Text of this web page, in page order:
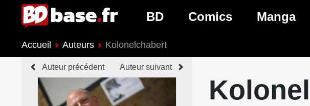
BD
Nouveautés BD
Prochaines sorties BD
Comics
Genres Comics
Manga
Genres
Accueil Auteurs Kolonelchabert
Auteur précédent Auteur suivant